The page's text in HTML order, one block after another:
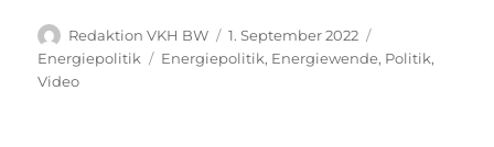
Autor
Redaktion VKH BW
Veröffentlicht
am
1. September 2022
Energiepolitik
Schlagwörter
Energiepolitik, Energiewende, Politik,
Video